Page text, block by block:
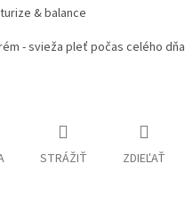
& balance
- svieža pleť počas celého dňa
STRÁŽIŤ ZDIEĽAŤ